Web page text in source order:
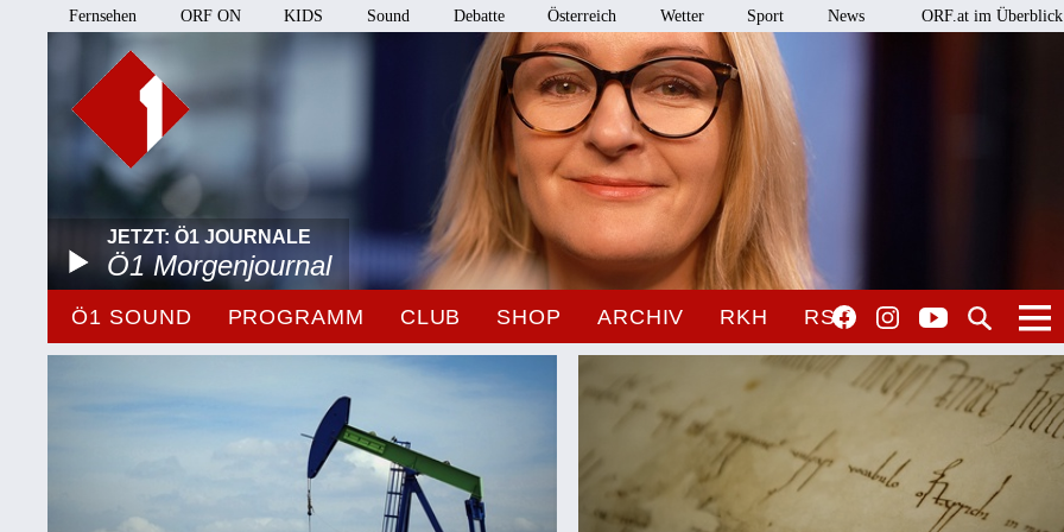
Fernsehen ORF ON KIDS Sound Debatte Österreich Wetter Sport News ORF.at im Überblick
JETZT: Ö1 JOURNALE
Ö1 Morgenjournal
Ö1 SOUND PROGRAMM CLUB SHOP ARCHIV RKH RSO